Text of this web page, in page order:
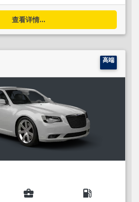
查看详情...
高端
business_center local_gas_station